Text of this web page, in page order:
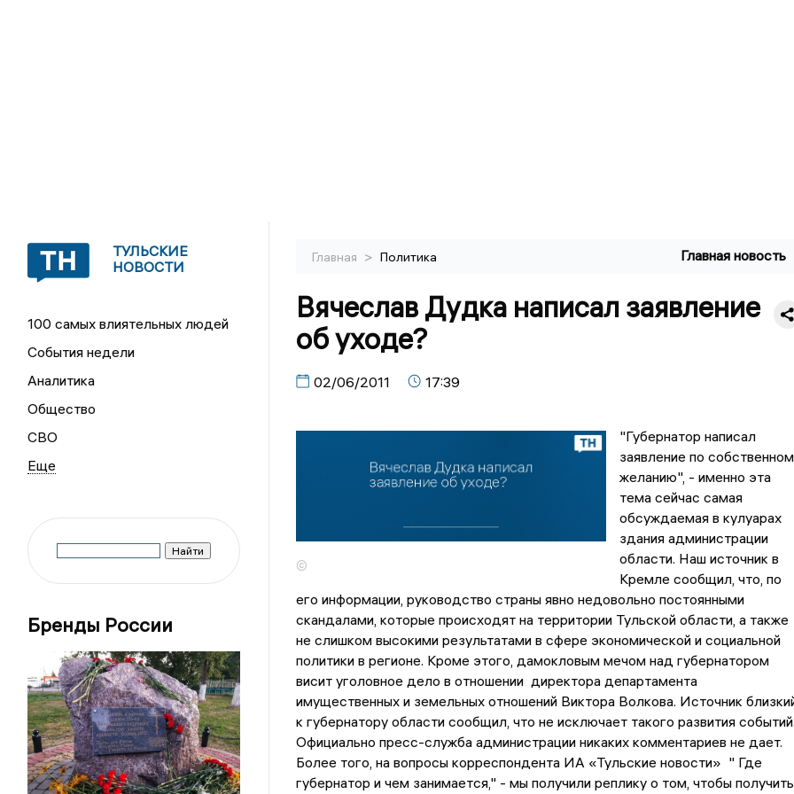
ТУЛЬСКИЕ
НОВОСТИ
100 самых влиятельных людей
События недели
Аналитика
Общество
СВО
Бренды России
Главная > Политика Главная новость
Вячеслав Дудка написал заявление
об уходе?
02/06/2011 17:39
©
"Губернатор написал
заявление по
желанию", - именно эта
тема сейчас самая
обсуждаемая в кулуарах
здания администрации
области. Наш источник в
Кремле сообщил, что, по
его информации, руководство страны явно недовольно постоянными
скандалами, которые происходят на территории Тульской области, а также
не слишком высокими результатами в сфере экономической и социальной
политики в регионе. Кроме этого, дамокловым мечом над губернатором
висит уголовное дело в отношении директора департамента
имущественных и земельных отношений Виктора Волкова. Источник
к губернатору области сообщил, что не исключает такого развития событий.
Официально пресс-служба администрации никаких комментариев не дает.
Более того, на вопросы корреспондента ИА «Тульские новости» " Где
губернатор и чем занимается," - мы получили реплику о том, чтобы получить